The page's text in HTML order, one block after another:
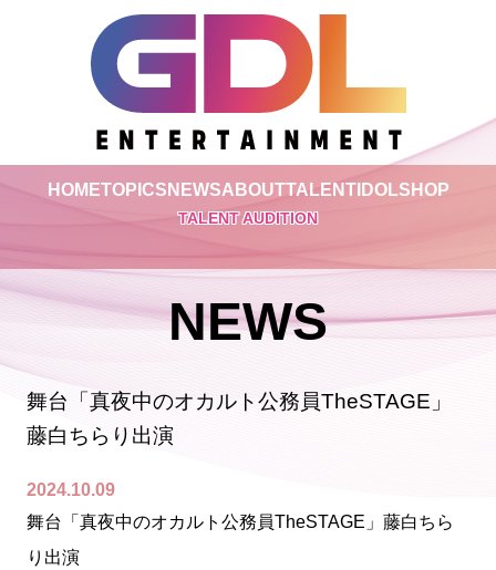
HOMETOPICS NEWSABOUTTALENTIDOLSHOP
TALENT AUDITION
NEWS
舞台「真夜中のオカルト公務員TheSTAGE」
藤白ちらり出演
2024.10.09
舞台「真夜中のオカルト公務員TheSTAGE」藤白ちら
り出演